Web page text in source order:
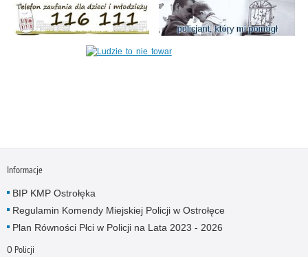
Informacje
BIP KMP Ostrołęka
Regulamin Komendy Miejskiej Policji w Ostrołęce
Plan Równości Płci w Policji na Lata 2023 - 2026
O Policji